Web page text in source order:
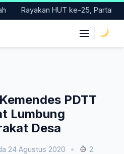
HUT ke-25, Partai
PDTT
Lumbung
Desa
24 Agustus 2020 •
2